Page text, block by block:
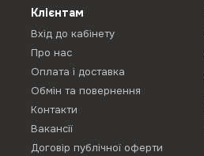
Клієнтам
Вхід до кабінету
Про нас
Оплата і доставка
Обмін та повернення
Контакти
Вакансії
Договір публічної оферти